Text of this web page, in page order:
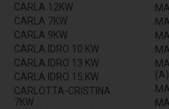
CARLA 12KW
CARLA 7KW
CARLA 9KW
CARLA IDRO 10 KW
CARLA IDRO 13 KW
CARLA IDRO 15 KW
CARLOTTA-CRISTINA
7KW
(A)